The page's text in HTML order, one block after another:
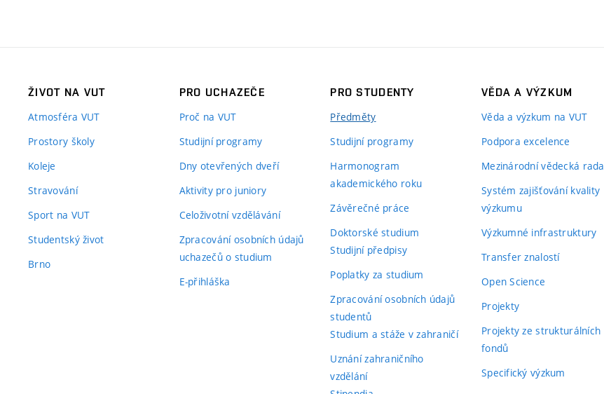
ŽIVOT NA VUT
Atmosféra VUT
Prostory školy
Koleje
Stravování
Sport na VUT
Studentský život
Brno
PRO UCHAZEČE
Proč na VUT
Studijní programy
Dny otevřených dveří
Aktivity pro juniory
Celoživotní vzdělávání
Zpracování osobních údajů
uchazečů o studium
E-přihláška
PRO STUDENTY
Předměty
Studijní programy
Harmonogram
akademického roku
Závěrečné práce
Doktorské studium
Studijní předpisy
Poplatky za studium
Zpracování osobních údajů
studentů
Studium a stáže v zahraničí
Uznání zahraničního
vzdělání
VĚDA A VÝZKUM
Věda a výzkum na VUT
Podpora excelence
Mezinárodní vědecká rada
Systém zajišťování kvality
výzkumu
Výzkumné infrastruktury
Transfer znalostí
Open Science
Projekty
Projekty ze strukturálních
fondů
Specifický výzkum